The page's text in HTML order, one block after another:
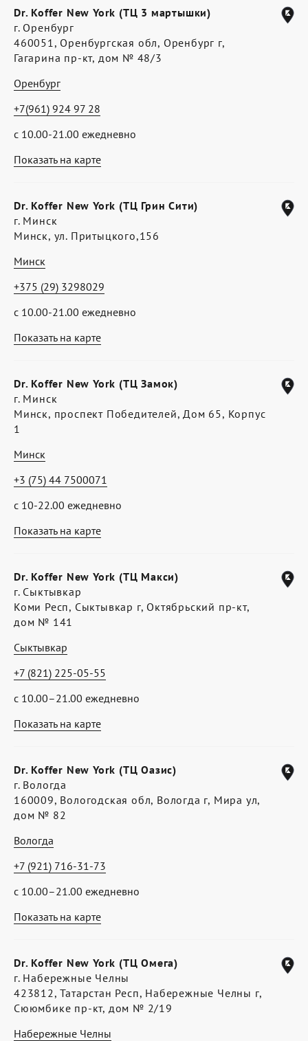
Показать на карте
Dr. Koffer New York (ТЦ 3 мартышки)
г. Оренбург
460051, Оренбургская обл, Оренбург г,
Гагарина пр-кт, дом № 48/3
Оренбург
с 10.00-21.00 ежедневно
+7(961) 924 97 28
Показать на карте
Dr. Koffer New York (ТЦ Грин Сити)
г. Минск
Минск, ул. Притыцкого,156
Минск
с 10.00-21.00 ежедневно
+375 (29) 3298029
Показать на карте
Dr. Koffer New York (ТЦ Замок)
г. Минск
Минск, проспект Победителей, Дом 65, Корпус
1
Минск
с 10-22.00 ежедневно
+3 (75) 44 7500071
Показать на карте
Dr. Koffer New York (ТЦ Макси)
г. Сыктывкар
Коми Респ, Сыктывкар г, Октябрьский пр-кт,
дом № 141
Сыктывкар
с 10.00–21.00 ежедневно
+7 (821) 225-05-55
Показать на карте
Dr. Koffer New York (ТЦ Оазис)
г. Вологда
160009, Вологодская обл, Вологда г, Мира ул,
дом № 82
Вологда
с 10.00–21.00 ежедневно
+7 (921) 716-31-73
Dr. Koffer New York (ТЦ Омега)
г. Набережные Челны
423812, Татарстан Респ, Набережные Челны г,
Сююмбике пр-кт, дом № 2/19
Набережные Челны